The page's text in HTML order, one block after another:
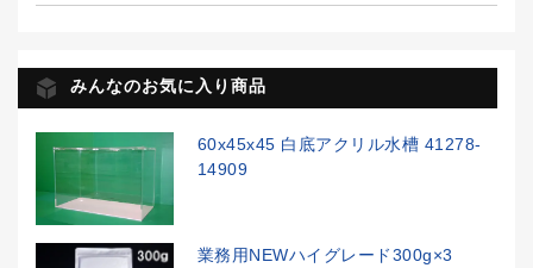
みんなのお気に入り商品
60x45x45 白底アクリル水槽 41278-
14909
業務用NEWハイグレード300g×3